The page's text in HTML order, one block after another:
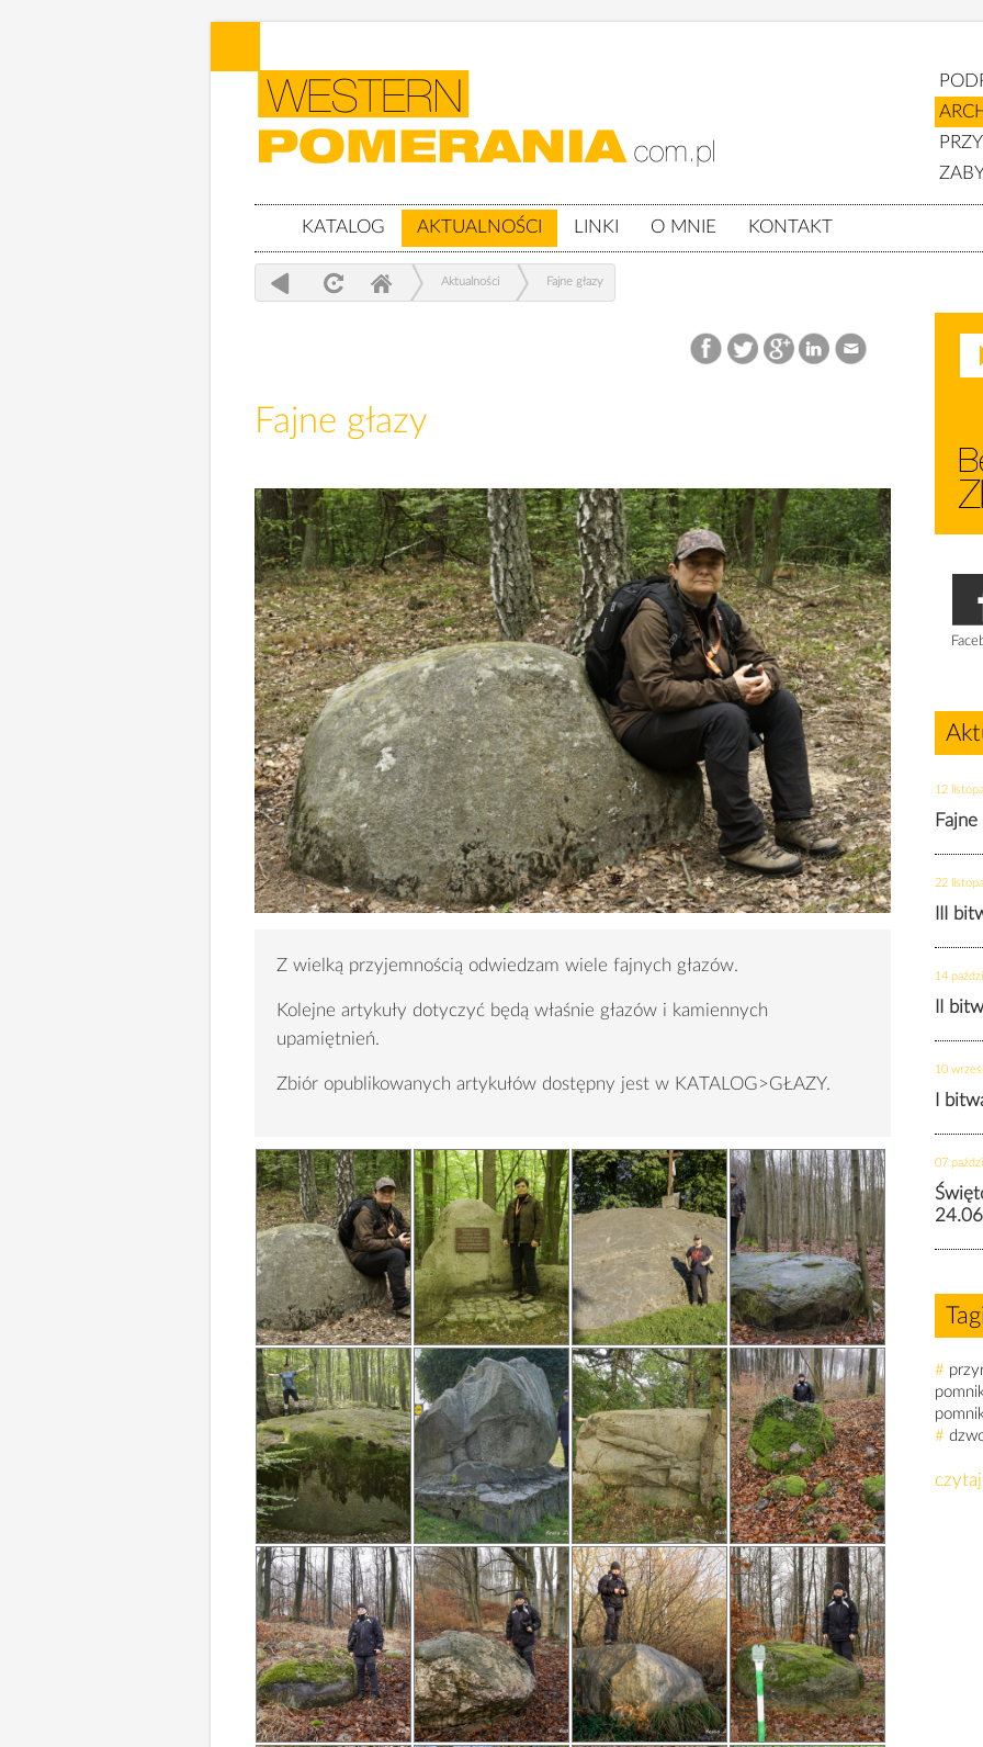
KATALOG AKTUALNOŚCI LINKI O MNIE KONTAKT
Aktualności Fajne głazy
Fajne głazy
Z wielką przyjemnością odwiedzam wiele fajnych głazów.
Kolejne artykuły dotyczyć będą właśnie głazów i kamiennych
upamiętnień.
Zbiór opublikowanych artykułów dostępny jest w KATALOG>GŁAZY.
12
Fajne
22
III
14
II
10
I
07
#
#